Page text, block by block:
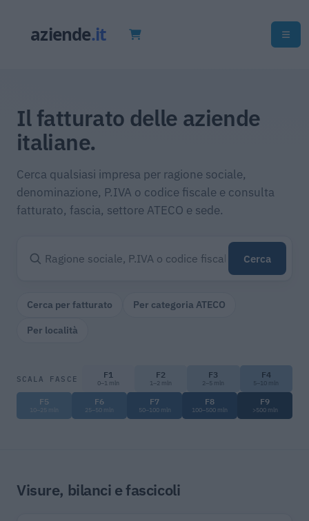
Il fatturato delle aziende
italiane.
Cerca qualsiasi impresa per ragione sociale,
denominazione, P.IVA o codice fiscale e consulta
fatturato, fascia, settore ATECO e sede.
Cerca
Cerca per fatturato Per categoria ATECO
Per località
SCALA FASCE F1
0–1 mln
F2
1–2 mln
F3
2–5 mln
F4
5–10 mln
F5
10–25 mln
F6
25–50 mln
F7
50–100 mln
F8
100–500 mln
F9
>500 mln
Visure, bilanci e fascicoli